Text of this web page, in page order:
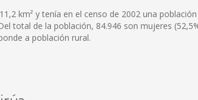
km² y tenía en el censo de 2002 una
total de la población, 84.946 son mujeres
a población rural.